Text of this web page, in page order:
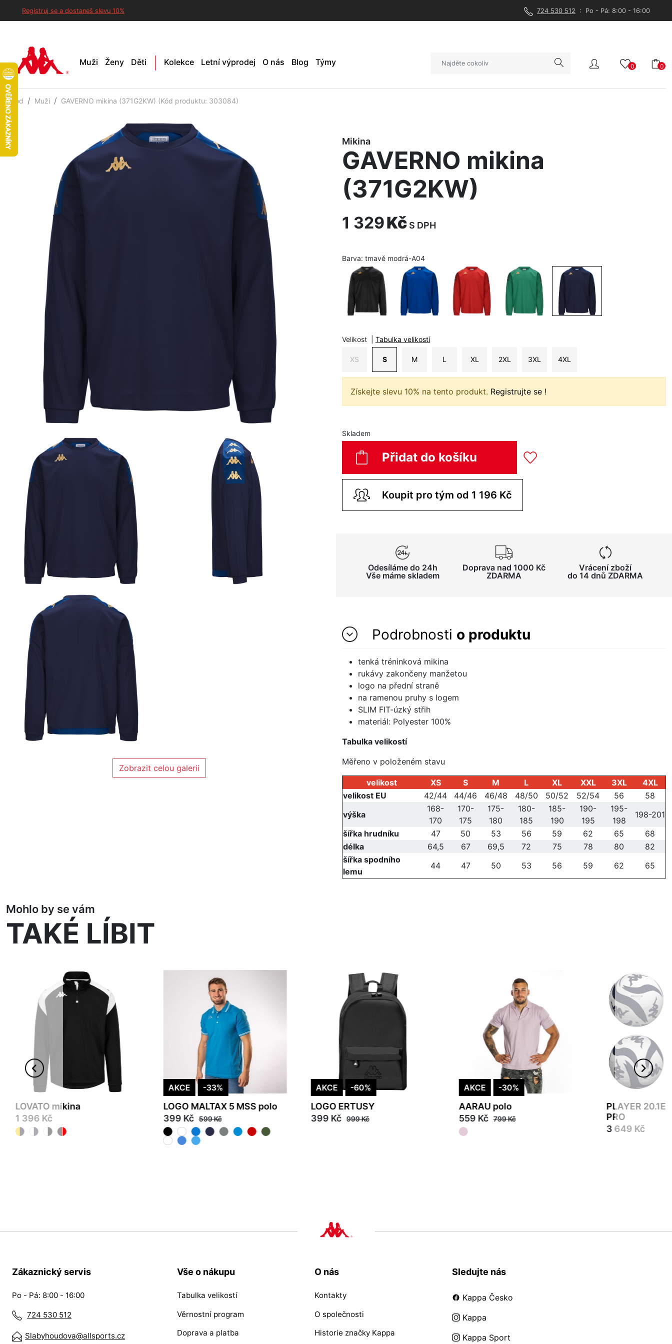
Registruj se a dostaneš slevu 10% 724 530 512 : Po - Pá: 8:00 - 16:00
Muži Ženy Děti Kolekce Letní výprodej O nás Blog Týmy 0 0
Úvod Muži GAVERNO mikina (371G2KW) (Kód produktu: 303084)
Zobrazit celou galerii
Mikina
GAVERNO mikina
(371G2KW)
1 329Kč S DPH
Barva: tmavě modrá-A04
Velikost Tabulka velikostí
XS S M L XL 2XL 3XL 4XL
Získejte slevu 10% na tento produkt. Registrujte se !
Skladem
Přidat do košíku
Koupit pro tým od 1 196 Kč
Odesíláme do 24h
Vše máme skladem
Doprava nad 1000 Kč
ZDARMA
Vrácení zboží
do 14 dnů ZDARMA
Podrobnosti o produktu
tenká tréninková mikina
rukávy zakončeny manžetou
logo na přední straně
na ramenou pruhy s logem
SLIM FIT-úzký střih
materiál: Polyester 100%
Tabulka velikostí
Měřeno v položeném stavu
velikost XS S M L XL XXL 3XL
4XL
velikost EU
42/44 44/46 46/48 48/50 50/52 52/54 56
58
výška
168-
170
170-
175
175-
180
180-
185
185-
190
190-
195
195-
198
198-201
šířka hrudníku
47 50 53 56 59 62 65
68
délka
64,5 67 69,5 72 75 78 80
82
šířka spodního
lemu
44 47 50 53 56 59 62 65
Mohlo by se vám
TAKÉ LÍBIT
LOVATO mikina
1 396 Kč
AKCE -33%
LOGO MALTAX 5 MSS polo
399 Kč 599 Kč
AKCE -60%
LOGO ERTUSY
399 Kč 999 Kč
AKCE -30%
AARAU polo
559 Kč 799 Kč
PLAYER 20.1E
PRO
3 649 Kč
Zákaznický servis
Po - Pá: 8:00 - 16:00
724 530 512
Slabyhoudova@allsports.cz
Vše o nákupu
Tabulka velikostí
Věrnostní program
Doprava a platba
O nás
Kontakty
O společnosti
Historie značky Kappa
Sledujte nás
Kappa Česko
Kappa
Kappa Sport